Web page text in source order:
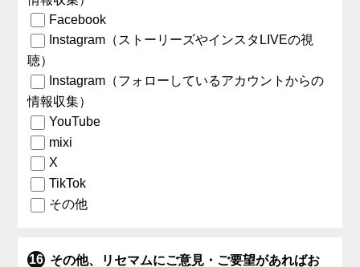
Facebook
Instagram（ストーリーズやインスタLIVEの視
聴）
Instagram（フォローしているアカウントからの
情報収集）
YouTube
mixi
X
TikTok
その他
その他、リセマムにご意見・ご要望があればお